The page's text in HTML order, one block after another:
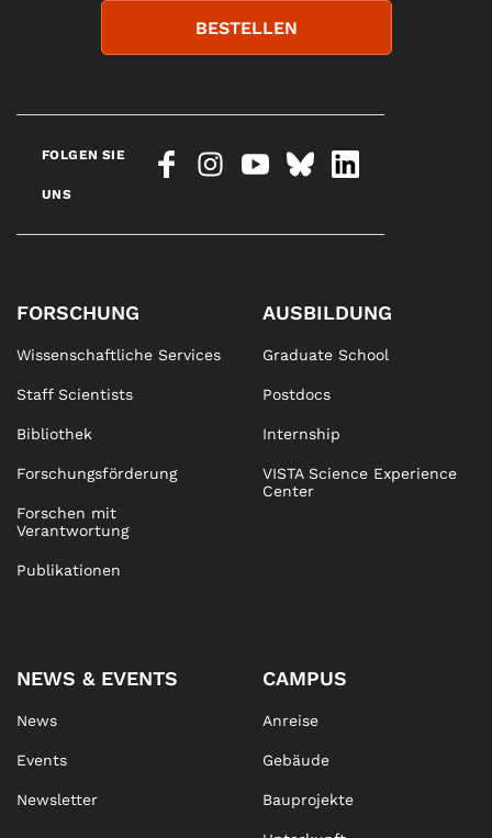
BESTELLEN
FOLGEN SIE
UNS
FORSCHUNG
Wissenschaftliche Services
Staff Scientists
Bibliothek
Forschungsförderung
Forschen mit
Verantwortung
Publikationen
AUSBILDUNG
Graduate School
Postdocs
Internship
VISTA Science Experience
Center
NEWS & EVENTS
News
Events
Newsletter
CAMPUS
Anreise
Gebäude
Bauprojekte